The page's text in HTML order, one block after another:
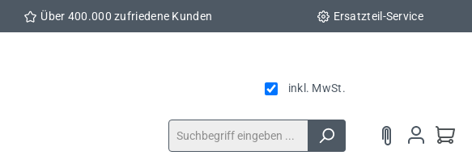
Über 400.000 zufriedene Kunden Ersatzteil-Service
inkl. MwSt.